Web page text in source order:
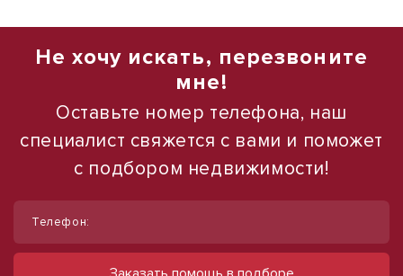
Не хочу искать, перезвоните
мне!
Оставьте номер телефона, наш
специалист свяжется с вами и поможет
с подбором недвижимости!
Телефон: